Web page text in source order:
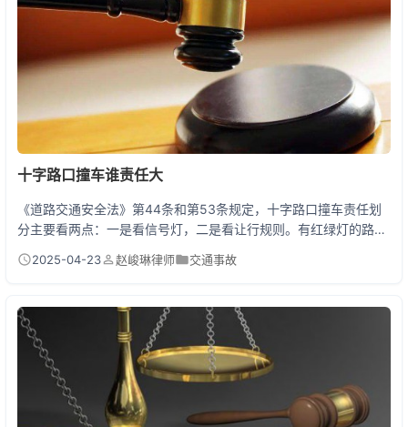
十字路口撞车谁责任大
《道路交通安全法》第44条和第53条规定，十字路口撞车责任划
分主要看两点：一是看信号灯，二是看让行规则。有红绿灯的路口
闯红灯全责，没有红绿灯的路口必须让右侧来车先行。老王开着小
轿车在无信号灯路口撞上右侧来的电动车，老王至少要承担主要责
上周刚处理完一起典型事故：张师傅开货车在绿灯时直行，结果被
闯红灯的外卖电动车撞上。监控显示电动车不仅闯红灯...
2025-04-23 赵峻琳律师 交通事故